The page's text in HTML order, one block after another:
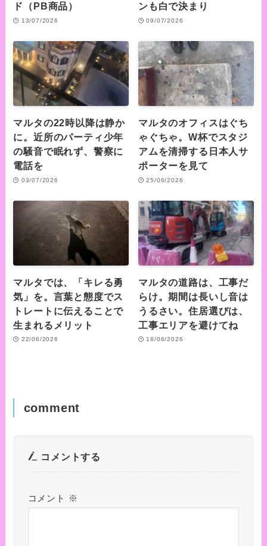
ド（PB商品）
13/07/2026
ンも白で決まり
09/07/2026
マルタの22時以降は静か
に。近所のパーティ少年
の騒音で眠れず、警察に
電話を
03/07/2026
マルタのオフィスはぐち
ゃぐちゃ。W杯でスタジ
アムを清掃する日本人サ
ポーターを見て
25/06/2026
マルタでは、「キレる勇
気」を。言葉と態度でス
トレートに伝えることで
生まれるメリット
22/06/2026
マルタの道路は、工事だ
らけ。期間は長いし音は
うるさい。住居選びは、
工事エリアを避けてね
18/06/2026
comment
コメントする
コメント ※